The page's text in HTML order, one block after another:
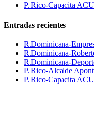
P. Rico-Capacita
Entradas recientes
R.Dominicana-
R.Dominicana-
R.Dominicana-
P. Rico-Alcalde
P. Rico-Capacita